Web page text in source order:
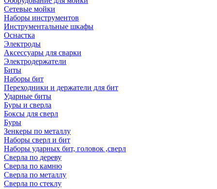
Сетевые мойки
Наборы инструментов
Инструментальные шкафы
Оснастка
Электроды
Аксессуары для сварки
Электродержатели
Биты
Наборы бит
Переходники и держатели для бит
Ударные биты
Буры и сверла
Боксы для сверл
Буры
Зенкеры по металлу
Наборы сверл и бит
Наборы ударных бит, головок ,сверл
Сверла по дереву
Сверла по камню
Сверла по металлу
Сверла по стеклу